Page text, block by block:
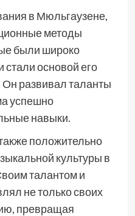
в Мюльгаузене,
методы
были широко
стали основой его
Он развивал таланты
успешно
навыки.
положительно
культуры в
талантом и
не только своих
превращая